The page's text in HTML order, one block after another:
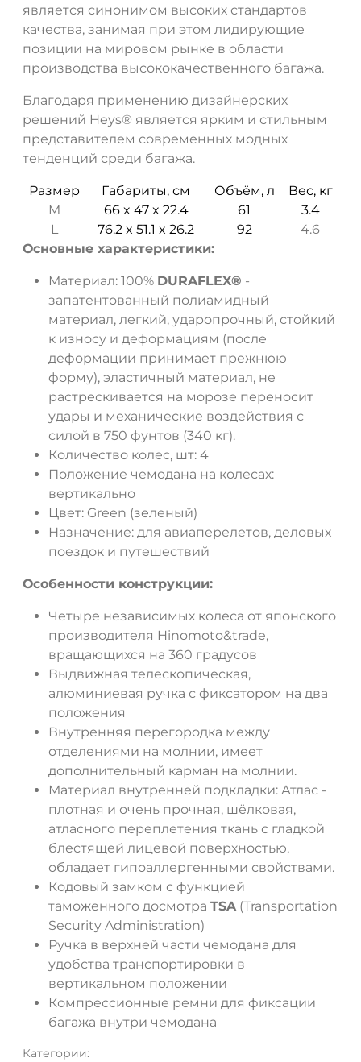
является синонимом высоких стандартов
качества, занимая при этом лидирующие
позиции на мировом рынке в области
производства высококачественного багажа.
Благодаря применению дизайнерских
решений Heys® является ярким и стильным
представителем современных модных
тенденций среди багажа.
Размер Габариты, см Объём, л
Вес, кг
M
66 x 47 x 22.4 61
3.4
L
76.2 x 51.1 x 26.2 92
4.6
Основные характеристики:
Материал: 100% DURAFLEX® -
запатентованный полиамидный
материал, легкий, ударопрочный, стойкий
к износу и деформациям (после
деформации принимает прежнюю
форму), эластичный материал, не
растрескивается на морозе переносит
удары и механические воздействия с
силой в 750 фунтов (340 кг).
Количество колес, шт: 4
Положение чемодана на колесах:
вертикально
Цвет: Green (зеленый)
Назначение: для авиаперелетов, деловых
поездок и путешествий
Особенности конструкции:
Четыре независимых колеса от японского
производителя Hinomoto&trade,
вращающихся на 360 градусов
Выдвижная телескопическая,
алюминиевая ручка с фиксатором на два
положения
Внутренняя перегородка между
отделениями на молнии, имеет
дополнительный карман на молнии.
Материал внутренней подкладки: Атлас -
плотная и очень прочная, шёлковая,
атласного переплетения ткань с гладкой
блестящей лицевой поверхностью,
обладает гипоаллергенными свойствами.
Кодовый замком с функцией
таможенного досмотра TSA(Transportation
Security Administration)
Ручка в верхней части чемодана для
удобства транспортировки в
вертикальном положении
Компрессионные ремни для фиксации
багажа внутри чемодана
Категории: